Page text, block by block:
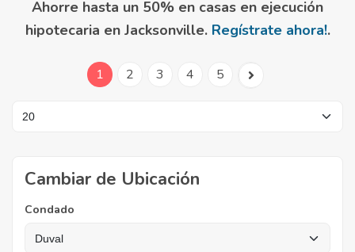
Ahorre hasta un 50% en casas en ejecución
hipotecaria en Jacksonville. Regístrate ahora!.
1 2 3 4 5
Cambiar de Ubicación
Condado